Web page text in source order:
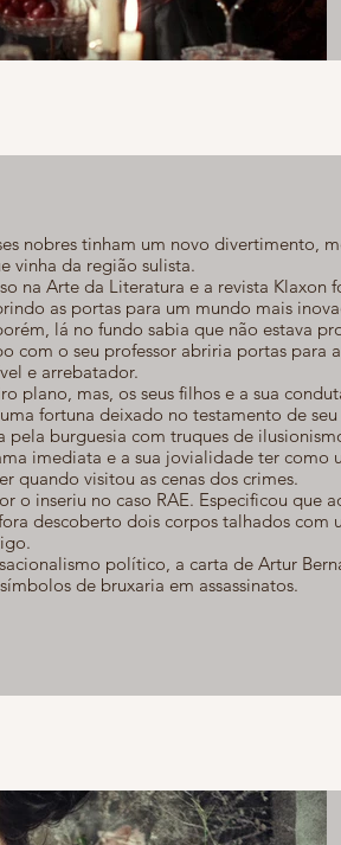
nobres tinham um novo divertimento,
vinha da região sulista.
na Arte da Literatura e a revista Klaxon
as portas para um mundo mais
lá no fundo sabia que não estava
com o seu professor abriria portas para
e arrebatador.
plano, mas, os seus filhos e a sua
fortuna deixado no testamento de seu
burguesia com truques de
imediata e a sua jovialidade ter como
quando visitou as cenas dos crimes.
o inseriu no caso RAE. Especificou que
descoberto dois corpos talhados com
político, a carta de Artur
de bruxaria em assassinatos.